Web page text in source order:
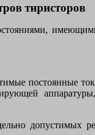
тиристоров
постоянные
допустимых